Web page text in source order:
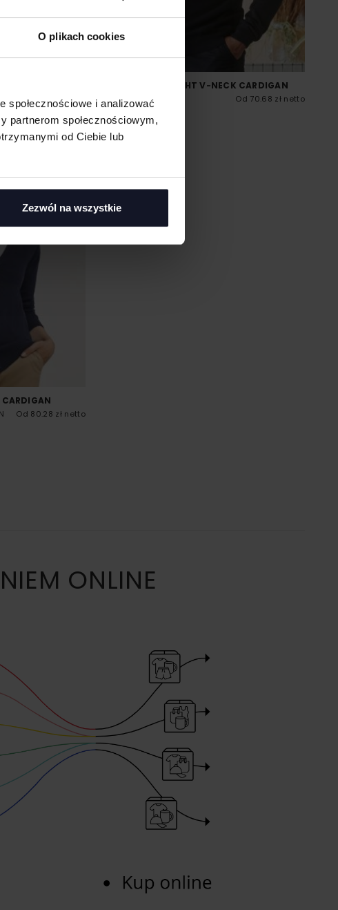
O plikach cookies
i analizować
partnerom społecznościowym,
od Ciebie lub
Zezwól na wszystkie
Od 73.69 zł netto
MEN´S LIGHTWEIGHT V-NECK CARDIGAN
HENBURY Od 70.68 zł netto
Od 80.28 zł netto
ONLINE